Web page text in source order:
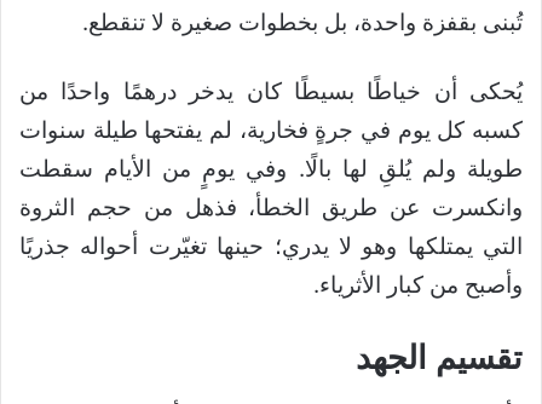
تُبنى بقفزة واحدة، بل بخطوات صغيرة لا تنقطع.
يُحكى أن خياطًا بسيطًا كان يدخر درهمًا واحدًا من
كسبه كل يوم في جرةٍ فخارية، لم يفتحها طيلة سنوات
طويلة ولم يُلقِ لها بالًا. وفي يومٍ من الأيام سقطت
وانكسرت عن طريق الخطأ، فذهل من حجم الثروة
التي يمتلكها وهو لا يدري؛ حينها تغيّرت أحواله جذريًا
وأصبح من كبار الأثرياء.
تقسيم الجهد